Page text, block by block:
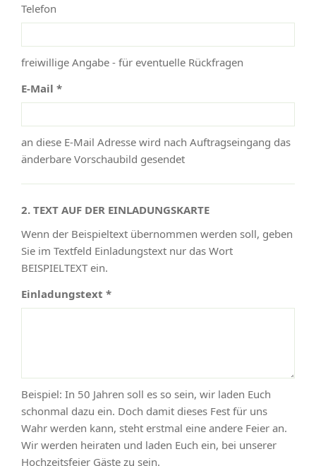
Telefon
freiwillige Angabe - für eventuelle Rückfragen
E-Mail *
an diese E-Mail Adresse wird nach Auftragseingang das
änderbare Vorschaubild gesendet
2. TEXT AUF DER EINLADUNGSKARTE
Wenn der Beispieltext übernommen werden soll, geben
Sie im Textfeld Einladungstext nur das Wort
BEISPIELTEXT ein.
Einladungstext *
Beispiel: In 50 Jahren soll es so sein, wir laden Euch
schonmal dazu ein. Doch damit dieses Fest für uns
Wahr werden kann, steht erstmal eine andere Feier an.
Wir werden heiraten und laden Euch ein, bei unserer
Hochzeitsfeier Gäste zu sein.